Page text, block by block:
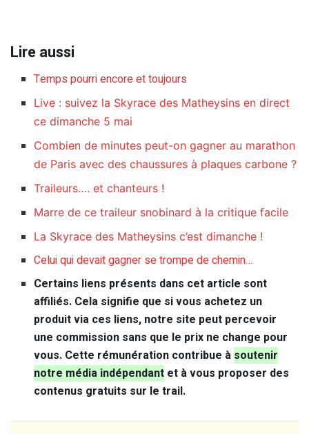
Lire aussi
Temps pourri encore et toujours
Live : suivez la Skyrace des Matheysins en direct
ce dimanche 5 mai
Combien de minutes peut-on gagner au marathon
de Paris avec des chaussures à plaques carbone ?
Traileurs…. et chanteurs !
Marre de ce traileur snobinard à la critique facile
La Skyrace des Matheysins c’est dimanche !
Celui qui devait gagner se trompe de chemin…
Certains liens présents dans cet article sont
affiliés. Cela signifie que si vous achetez un
produit via ces liens, notre site peut percevoir
une commission sans que le prix ne change pour
vous. Cette rémunération contribue à soutenir
notre média indépendant et à vous proposer des
contenus gratuits sur le trail.